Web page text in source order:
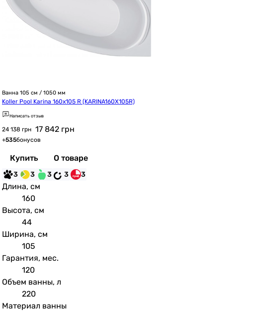
Ванна 105 см / 1050 мм
Koller Pool Karina 160х105 R (KARINA160X105R)
Написать отзыв
24 138 грн 17 842 грн
+535бонусов
Купить О товаре
3 3 3 3 3
Длина, см
160
Высота, см
44
Ширина, см
105
Гарантия, мес.
120
Объем ванны, л
220
Материал ванны